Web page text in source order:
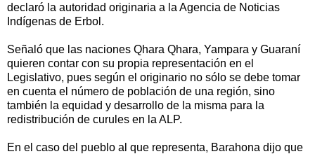
declaró la autoridad originaria a la Agencia de Noticias
Indígenas de Erbol.
Señaló que las naciones Qhara Qhara, Yampara y Guaraní
quieren contar con su propia representación en el
Legislativo, pues según el originario no sólo se debe tomar
en cuenta el número de población de una región, sino
también la equidad y desarrollo de la misma para la
redistribución de curules en la ALP.
En el caso del pueblo al que representa, Barahona dijo que